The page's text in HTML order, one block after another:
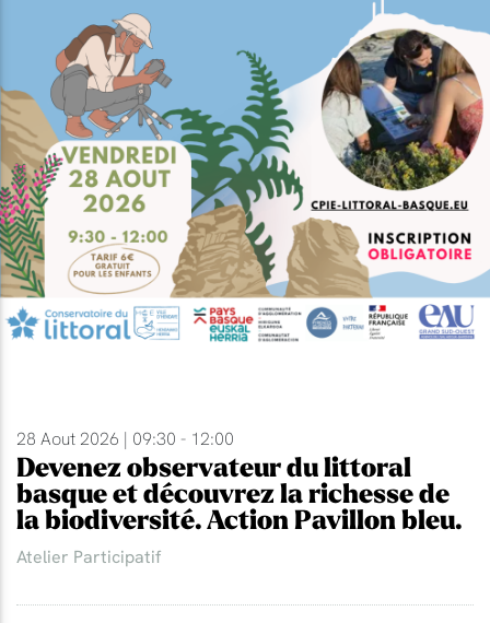
28 Aout 2026 | 09:30 - 12:00
Devenez observateur du littoral
basque et découvrez la richesse de
la biodiversité. Action Pavillon bleu.
Atelier Participatif